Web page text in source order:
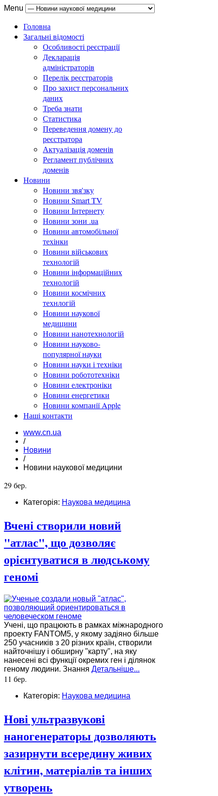
Menu
Головна
Загальні відомості
Особливості реєстрації
Декларація
адміністраторів
Перелік реєстраторів
Про захист персональних
даних
Треба знати
Статистика
Переведення домену до
реєстратора
Актуалізація доменів
Регламент публічних
доменів
Новини
Новини звя'зку
Новини Smart TV
Новини Інтернету
Новини зони .ua
Новини автомобільної
техінки
Новини військових
технологій
Новини інформаційних
технологій
Новини космічних
технлогій
Новини наукової
медицини
Новини нанотехнологій
Новини науково-
популярної науки
Новини науки і техніки
Новини робототехніки
Новини електроніки
Новини енергетики
Новини компанії Apple
Наші контакти
www.cn.ua
/
Новини
/
Новини наукової медицини
29 бер.
Категорія: Наукова медицина
Вчені створили новий
"атлас", що дозволяє
орієнтуватися в людському
геномі
Учені, що працюють в рамках міжнародного
проекту FANTOM5, у якому задіяно більше
250 учасників з 20 різних країн, створили
найточнішу і обширну "карту", на яку
нанесені всі функції окремих ген і ділянок
геному людини. Знання Детальніше...
11 бер.
Категорія: Наукова медицина
Нові ультразвукові
наногенераторы дозволяють
зазирнути всередину живих
клітин, матеріалів та інших
утворень